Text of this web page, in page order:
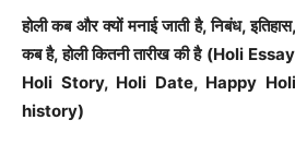
होली कब और क्यों मनाई जाती है, निबंध,
कब है, होली कितनी तारीख की है (Holi
Holi Story, Holi Date, Happy
history)